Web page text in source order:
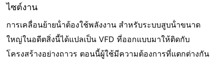
ไซต์งาน
การเคลื่อนย้ายน้ําต้องใช้พลังงาน สําหรับระบบสูบน้ําขนาด
ใหญ่ในอดีตสิ่งนี้ได้แปลเป็น VFD ที่ออกแบบมาให้ติดกับ
โครงสร้างอย่างถาวร ตอนนี้ผู้ใช้มีความต้องการที่แตกต่างกัน